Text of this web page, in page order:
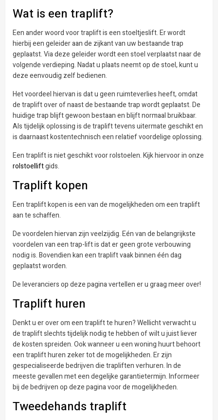
Wat is een traplift?
Een ander woord voor traplift is een stoeltjeslift. Er wordt
hierbij een geleider aan de zijkant van uw bestaande trap
geplaatst. Via deze geleider wordt een stoel verplaatst naar de
volgende verdieping. Nadat u plaats neemt op de stoel, kunt u
deze eenvoudig zelf bedienen.
Het voordeel hiervan is dat u geen ruimteverlies heeft, omdat
de traplift over of naast de bestaande trap wordt geplaatst. De
huidige trap blijft gewoon bestaan en blijft normaal bruikbaar.
Als tijdelijk oplossing is de traplift tevens uitermate geschikt en
is daarnaast kostentechnisch een relatief voordelige oplossing.
Een traplift is niet geschikt voor rolstoelen. Kijk hiervoor in onze
rolstoelliftgids.
Traplift kopen
Een traplift kopen is een van de mogelijkheden om een traplift
aan te schaffen.
De voordelen hiervan zijn veelzijdig. Eén van de belangrijkste
voordelen van een trap-lift is dat er geen grote verbouwing
nodig is. Bovendien kan een traplift vaak binnen één dag
geplaatst worden.
De leveranciers op deze pagina vertellen er u graag meer over!
Traplift huren
Denkt u er over om een traplift te huren? Wellicht verwacht u
de traplift slechts tijdelijk nodig te hebben of wilt u juist liever
de kosten spreiden. Ook wanneer u een woning huurt behoort
een traplift huren zeker tot de mogelijkheden. Er zijn
gespecialiseerde bedrijven die trapliften verhuren. In de
meeste gevallen met een degelijke garantietermijn. Informeer
bij de bedrijven op deze pagina voor de mogelijkheden.
Tweedehands traplift